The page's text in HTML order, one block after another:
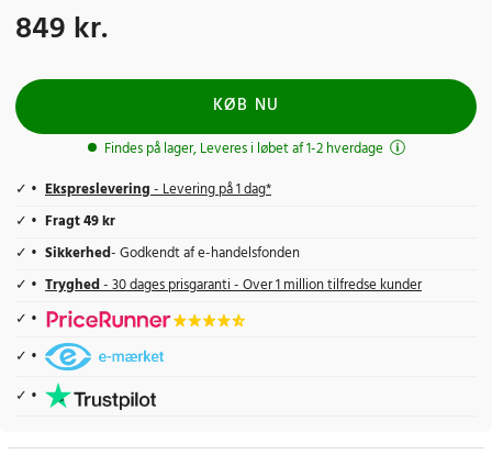
Pris:849 kr.
849 kr.
KØB NU
Findes på lager, Leveres i løbet af 1-2 hverdage
Ekspreslevering- Levering på 1 dag*
Fragt 49 kr
Sikkerhed- Godkendt af e-handelsfonden
Tryghed- 30 dages prisgaranti - Over 1 million tilfredse kunder